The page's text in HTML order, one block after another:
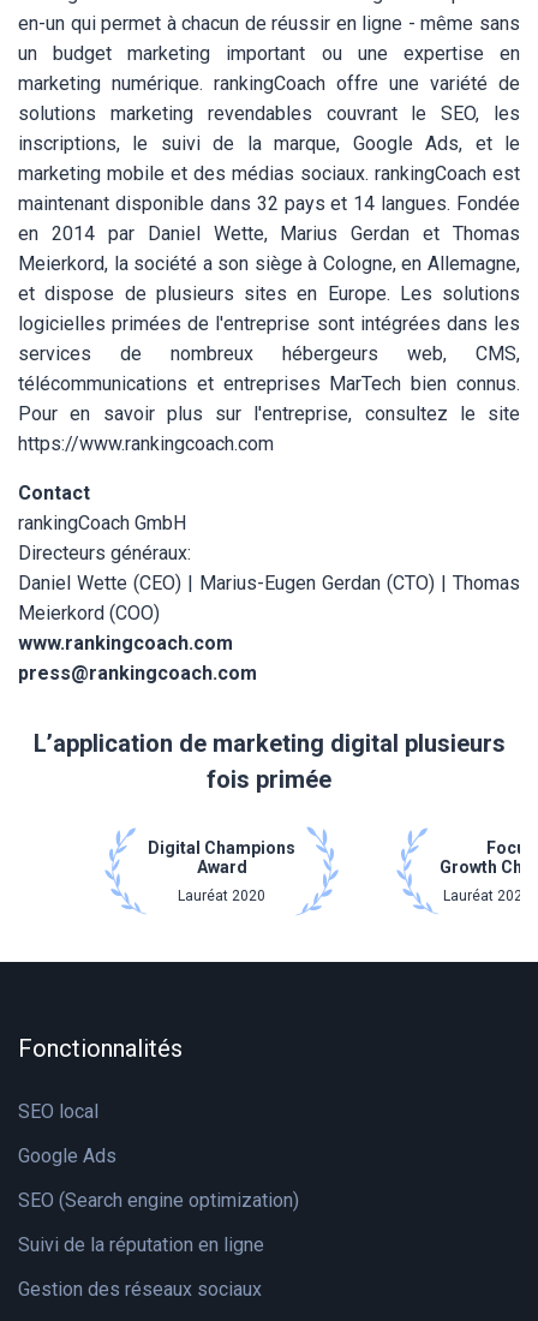
en-un qui permet à chacun de réussir en ligne - même sans
un budget marketing important ou une expertise en
marketing numérique. rankingCoach offre une variété de
solutions marketing revendables couvrant le SEO, les
inscriptions, le suivi de la marque, Google Ads, et le
marketing mobile et des médias sociaux. rankingCoach est
maintenant disponible dans 32 pays et 14 langues. Fondée
en 2014 par Daniel Wette, Marius Gerdan et Thomas
Meierkord, la société a son siège à Cologne, en Allemagne,
et dispose de plusieurs sites en Europe. Les solutions
logicielles primées de l'entreprise sont intégrées dans les
services de nombreux hébergeurs web, CMS,
télécommunications et entreprises MarTech bien connus.
Pour en savoir plus sur l'entreprise, consultez le site
https://www.rankingcoach.com
Contact
rankingCoach GmbH
Directeurs généraux:
Daniel Wette (CEO) | Marius-Eugen Gerdan (CTO) | Thomas
Meierkord (COO)
www.rankingcoach.com
press@rankingcoach.com
L’application de marketing digital plusieurs
fois primée
Digital Champions
Award
Lauréat 2020
Focus
Growth
Lauréat 2021
Fonctionnalités
SEO local
Google Ads
SEO (Search engine optimization)
Suivi de la réputation en ligne
Gestion des réseaux sociaux